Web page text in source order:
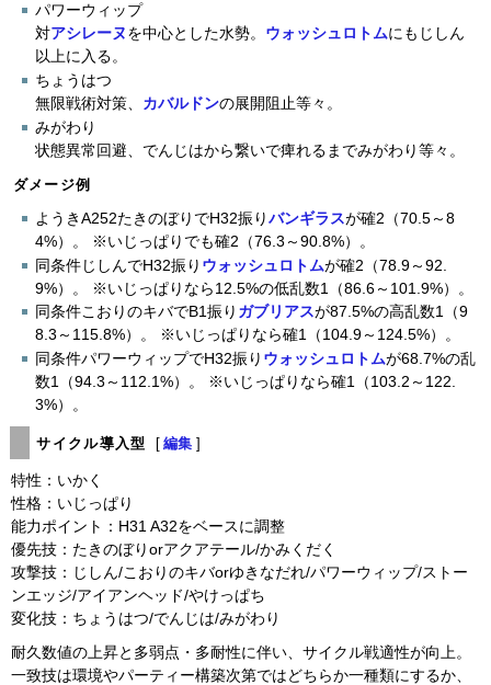
パワーウィップ
対アシレーヌ を中心とした水勢。 ウォッシュロトムにもじしん
以上に入る。
ちょうはつ
無限戦術対策、 カバルドンの展開阻止等々。
みがわり
状態異常回避、でんじはから繋いで痺れるまでみがわり等々。
ダメージ例
ようきA252たきのぼりでH32振りバンギラスが確2（70.5～8
4%）。 ※いじっぱりでも確2（76.3～90.8%）。
同条件じしんでH32振り ウォッシュロトムが確2（78.9～92.
9%）。 ※いじっぱりなら12.5%の低乱数1（86.6～101.9%）。
同条件こおりのキバでB1振り ガブリアスが87.5%の高乱数1（9
8.3～115.8%）。 ※いじっぱりなら確1（104.9～124.5%）。
同条件パワーウィップでH32振り ウォッシュロトムが68.7%の乱
数1（94.3～112.1%）。 ※いじっぱりなら確1（103.2～122.
3%）。
サイクル導入型 [ 編集 ]
特性：いかく
性格：いじっぱり
能力ポイント：H31 A32をベースに調整
優先技：たきのぼりorアクアテール/かみくだく
攻撃技：じしん/こおりのキバorゆきなだれ/パワーウィップ/ストー
ンエッジ/アイアンヘッド/やけっぱち
変化技：ちょうはつ/でんじは/みがわり
耐久数値の上昇と多弱点・多耐性に伴い、サイクル戦適性が向上。
一致技は環境やパーティー構築次第ではどちらか一種類にするか、